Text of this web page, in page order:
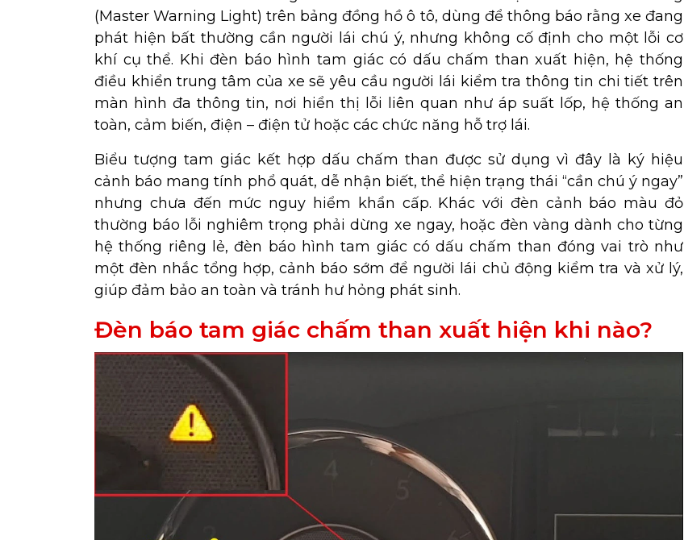
(Master Warning Light) trên bảng đồng hồ ô tô, dùng để thông báo rằng xe đang
phát hiện bất thường cần người lái chú ý, nhưng không cố định cho một lỗi cơ
khí cụ thể. Khi đèn báo hình tam giác có dấu chấm than xuất hiện, hệ thống
điều khiển trung tâm của xe sẽ yêu cầu người lái kiểm tra thông tin chi tiết trên
màn hình đa thông tin, nơi hiển thị lỗi liên quan như áp suất lốp, hệ thống an
toàn, cảm biến, điện – điện tử hoặc các chức năng hỗ trợ lái.
Biểu tượng tam giác kết hợp dấu chấm than được sử dụng vì đây là ký hiệu
cảnh báo mang tính phổ quát, dễ nhận biết, thể hiện trạng thái “cần chú ý ngay”
nhưng chưa đến mức nguy hiểm khẩn cấp. Khác với đèn cảnh báo màu đỏ
thường báo lỗi nghiêm trọng phải dừng xe ngay, hoặc đèn vàng dành cho từng
hệ thống riêng lẻ, đèn báo hình tam giác có dấu chấm than đóng vai trò như
một đèn nhắc tổng hợp, cảnh báo sớm để người lái chủ động kiểm tra và xử lý,
giúp đảm bảo an toàn và tránh hư hỏng phát sinh.
Đèn báo tam giác chấm than xuất hiện khi nào?